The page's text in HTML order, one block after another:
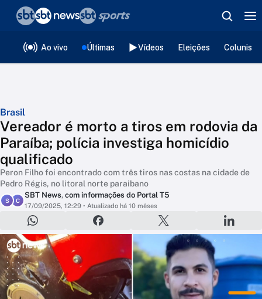
Ao vivo Últimas Vídeos Eleições
Brasil
Vereador é morto a tiros em rodovia da
Paraíba; polícia investiga homicídio
qualificado
Peron Filho foi encontrado com três tiros nas costas na cidade de
Pedro Régis, no litoral norte paraibano
S C
SBT News, com informações do Portal T5
17/09/2025, 12:29 • Atualizado há 10 mêses
❮voltar
Editorias